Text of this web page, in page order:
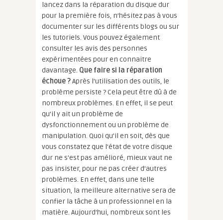
lancez dans la réparation du disque dur
pour la première fois, n’hésitez pas à vous
documenter sur les différents blogs ou sur
les tutoriels. Vous pouvez également
consulter les avis des personnes
expérimentées pour en connaitre
davantage. Que faire si la réparation
échoue ?Après l’utilisation des outils, le
problème persiste ? Cela peut être dû à de
nombreux problèmes. En effet, il se peut
qu’il y ait un problème de
dysfonctionnement ou un problème de
manipulation. Quoi qu’il en soit, dès que
vous constatez que l’état de votre disque
dur ne s’est pas amélioré, mieux vaut ne
pas insister, pour ne pas créer d’autres
problèmes. En effet, dans une telle
situation, la meilleure alternative sera de
confier la tâche à un professionnel en la
matière. Aujourd’hui, nombreux sont les